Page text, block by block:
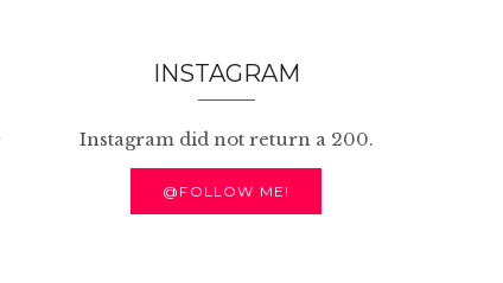
INSTAGRAM
Instagram did not return a 200.
@FOLLOW ME!